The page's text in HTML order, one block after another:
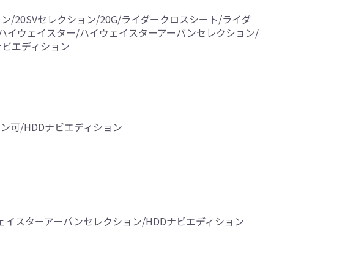
/20SVセレクション/20G/ライダークロスシート/ライダ
ウェイスター/ハイウェイスターアーバンセレクション/
エディション
可/HDDナビエディション
スターアーバンセレクション/HDDナビエディション